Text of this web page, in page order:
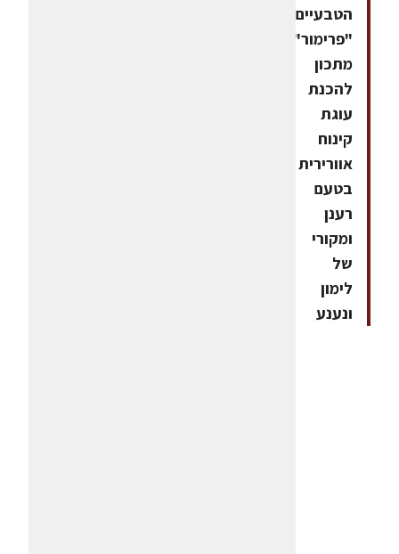
הטבעיים
"פרימור"
מתכון
להכנת
עוגת
קינוח
אוורירית
בטעם
רענן
ומקורי
של
לימון
ונענע